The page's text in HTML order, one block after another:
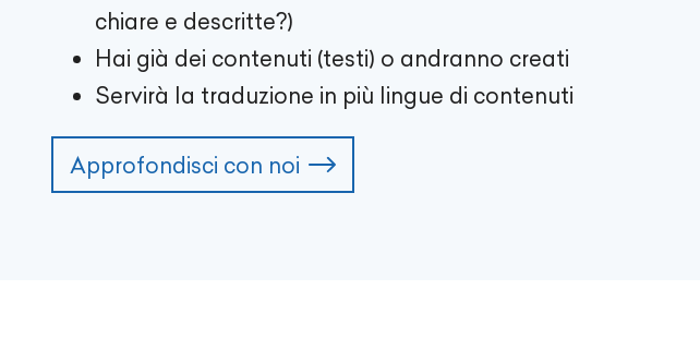
chiare e descritte?)
Hai già dei contenuti (testi) o andranno creati
Servirà la traduzione in più lingue di contenuti
Approfondisci con noi